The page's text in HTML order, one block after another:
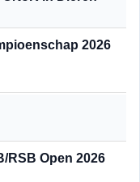
2026
RSB Open 2026